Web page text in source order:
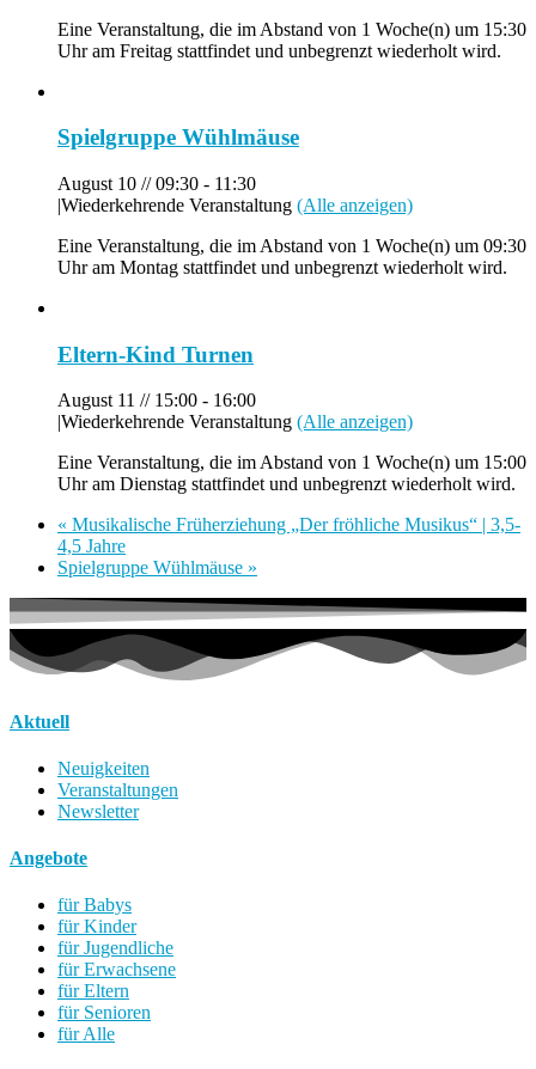
Eine Veranstaltung, die im Abstand von 1 Woche(n) um 15:30
Uhr am Freitag stattfindet und unbegrenzt wiederholt wird.
Spielgruppe Wühlmäuse
August 10 // 09:30 - 11:30
|Wiederkehrende Veranstaltung (Alle anzeigen)
Eine Veranstaltung, die im Abstand von 1 Woche(n) um 09:30
Uhr am Montag stattfindet und unbegrenzt wiederholt wird.
Eltern-Kind Turnen
August 11 // 15:00 - 16:00
|Wiederkehrende Veranstaltung (Alle anzeigen)
Eine Veranstaltung, die im Abstand von 1 Woche(n) um 15:00
Uhr am Dienstag stattfindet und unbegrenzt wiederholt wird.
« Musikalische Früherziehung „Der fröhliche Musikus“ | 3,5-
4,5 Jahre
Spielgruppe Wühlmäuse »
Aktuell
Neuigkeiten
Veranstaltungen
Newsletter
Angebote
für Babys
für Kinder
für Jugendliche
für Erwachsene
für Eltern
für Senioren
für Alle